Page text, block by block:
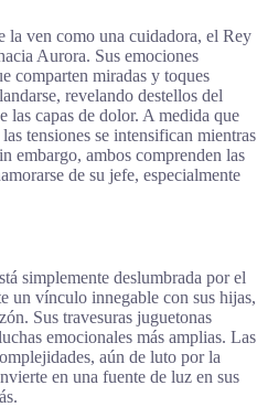
la ven como una cuidadora, el Rey
Aurora. Sus emociones
comparten miradas y toques
revelando destellos del
las capas de dolor. A medida que
tensiones se intensifican mientras
embargo, ambos comprenden las
de su jefe, especialmente
simplemente deslumbrada por el
un vínculo innegable con sus hijas,
Sus travesuras juguetonas
emocionales más amplias. Las
aún de luto por la
en una fuente de luz en sus